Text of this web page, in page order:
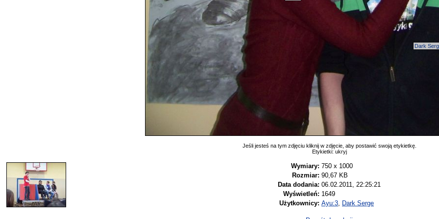
Dark
Jeśli jesteś na tym zdjęciu kliknij w zdjęcie, aby postawić swoją etykietkę.
Etykietki: ukryj
Wymiary: 750 x 1000
Rozmiar: 90,67 KB
Data dodania: 06.02.2011, 22:25:21
Wyświetleń: 1649
Użytkownicy: Ayu:3 Dark Serge